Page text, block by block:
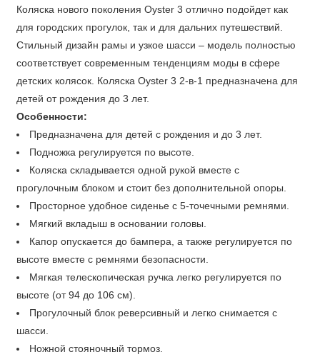
Коляска нового поколения Oyster 3 отлично подойдет как
для городских прогулок, так и для дальних путешествий.
Стильный дизайн рамы и узкое шасси – модель полностью
соответствует современным тенденциям моды в сфере
детских колясок. Коляска Oyster 3 2-в-1 предназначена для
детей от рождения до 3 лет.
Особенности:
Предназначена для детей с рождения и до 3 лет.
Подножка регулируется по высоте.
Коляска складывается одной рукой вместе с
прогулочным блоком и стоит без дополнительной опоры.
Просторное удобное сиденье с 5-точечными ремнями.
Мягкий вкладыш в основании головы.
Капор опускается до бампера, а также регулируется по
высоте вместе с ремнями безопасности.
Мягкая телескопическая ручка легко регулируется по
высоте (от 94 до 106 см).
Прогулочный блок реверсивный и легко снимается с
шасси.
Ножной стояночный тормоз.